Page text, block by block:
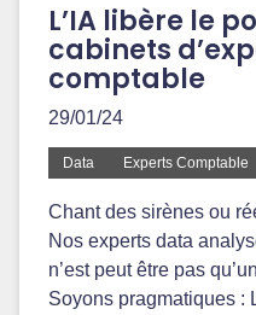
L’IA libère le
cabinets
comptable
29/01/24
Data Experts Comptable
Chant des sirènes ou
Nos experts data
n’est peut être pas
Soyons pragmatiques :